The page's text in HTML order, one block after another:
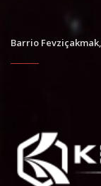
Barrio